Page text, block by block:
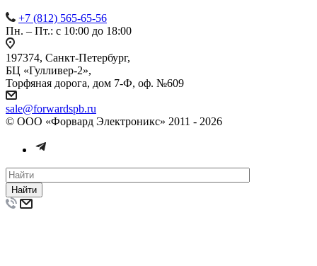
+7 (812) 565-65-56
Пн. – Пт.: с 10:00 до 18:00
197374, Санкт-Петербург,
БЦ «Гулливер-2»,
Торфяная дорога, дом 7-Ф, оф. №609
sale@forwardspb.ru
© ООО «Форвард Электроникс» 2011 - 2026
Найти